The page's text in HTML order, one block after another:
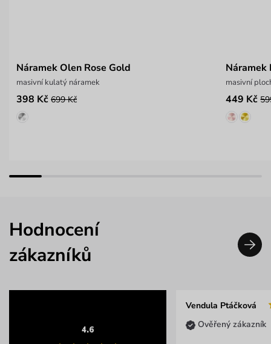
Náramek Olen Rose Gold
masivní kulatý náramek
398 Kč 699 Kč
Náramek
masivní
449 Kč
Hodnocení
zákazníků
4.6
Vendula Ptáčková
Ověřený zákazník